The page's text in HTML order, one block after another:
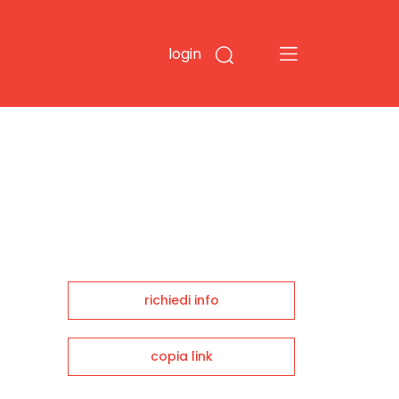
login
richiedi info
copia link